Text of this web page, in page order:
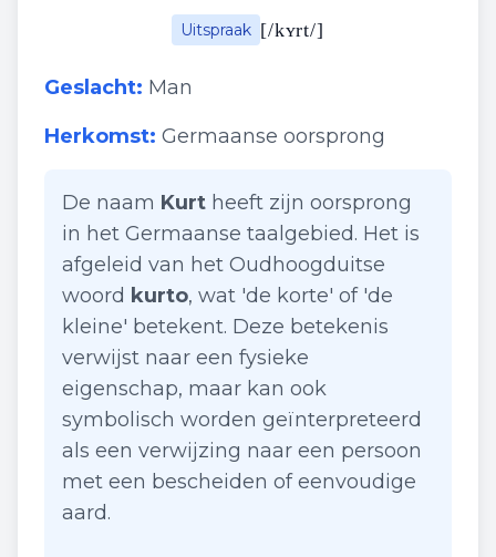
Uitspraak [/kʏrt/]
Geslacht: Man
Herkomst: Germaanse oorsprong
De naam Kurt heeft zijn oorsprong
in het Germaanse taalgebied. Het is
afgeleid van het Oudhoogduitse
woord kurto, wat 'de korte' of 'de
kleine' betekent. Deze betekenis
verwijst naar een fysieke
eigenschap, maar kan ook
symbolisch worden geïnterpreteerd
als een verwijzing naar een persoon
met een bescheiden of eenvoudige
aard.